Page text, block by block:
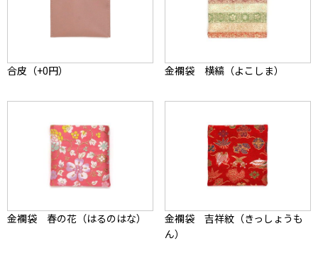
合皮（+0円） 金襴袋 横縞（よこしま）
金襴袋 春の花（はるのはな）
金襴袋 吉祥紋（きっしょうも
ん）